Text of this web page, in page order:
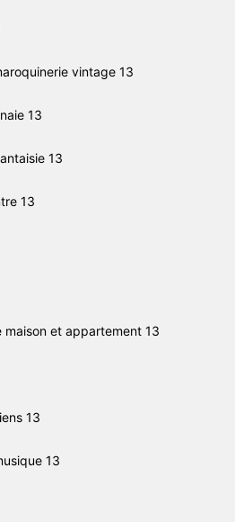
vintage 13
13
13
13
maison et appartement 13
13
13